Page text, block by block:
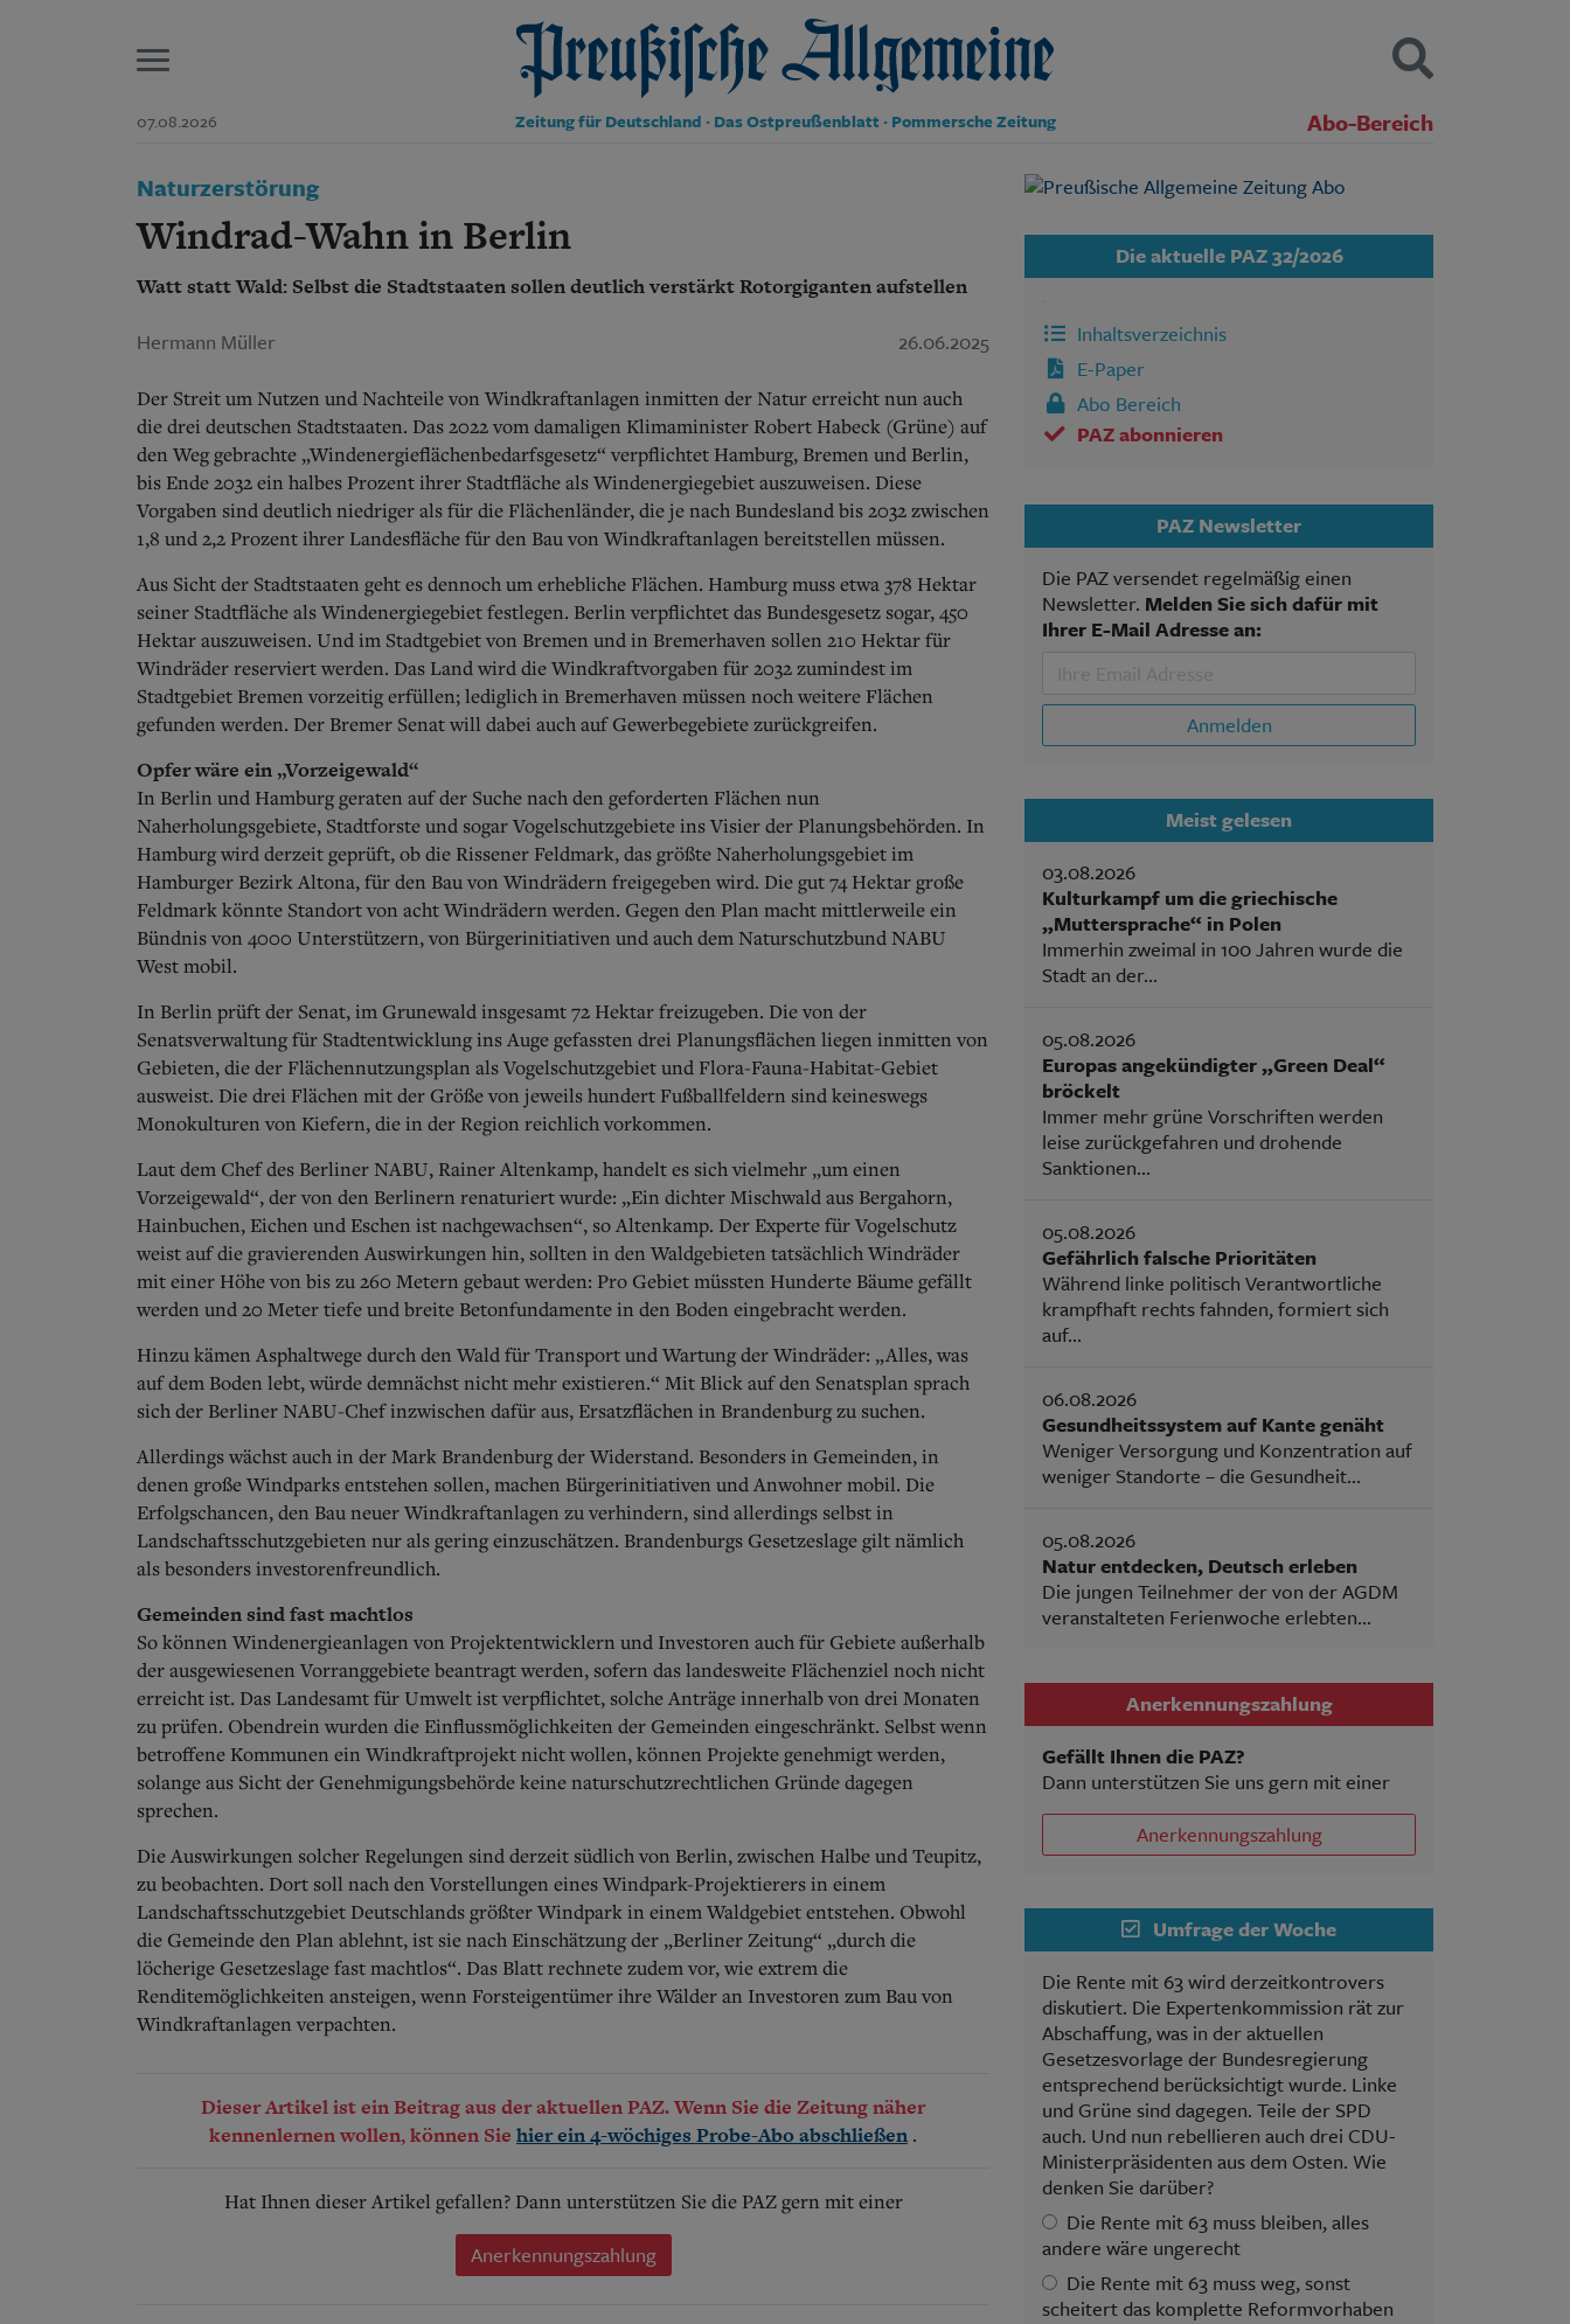
07.08.2026 Preußische Allgemeine Zeitung
Zeitung für Deutschland · Das Ostpreußenblatt · Pommersche Zeitung Abo-Bereich
Start
Aktuelle Ausgabe
Abonnent werden
Archiv
Gesellschaft
Pommern
Berlin-Brandenburg
Schlesien
Danzig und Westpreußen
Bücher
Kontakt
Datenschutz
Suchen und finden
SUCHEN
Naturzerstörung
Windrad-Wahn in Berlin
Watt statt Wald: Selbst die Stadtstaaten sollen deutlich verstärkt Rotorgiganten aufstellen
Hermann Müller 26.06.2025
Der Streit um Nutzen und Nachteile von Windkraftanlagen inmitten der Natur erreicht nun auch
die drei deutschen Stadtstaaten. Das 2022 vom damaligen Klimaminister Robert Habeck (Grüne) auf
den Weg gebrachte „Windenergieflächenbedarfsgesetz“ verpflichtet Hamburg, Bremen und Berlin,
bis Ende 2032 ein halbes Prozent ihrer Stadtfläche als Windenergiegebiet auszuweisen. Diese
Vorgaben sind deutlich niedriger als für die Flächenländer, die je nach Bundesland bis 2032 zwischen
1,8 und 2,2 Prozent ihrer Landesfläche für den Bau von Windkraftanlagen bereitstellen müssen.
Aus Sicht der Stadtstaaten geht es dennoch um erhebliche Flächen. Hamburg muss etwa 378 Hektar
seiner Stadtfläche als Windenergiegebiet festlegen. Berlin verpflichtet das Bundesgesetz sogar, 450
Hektar auszuweisen. Und im Stadtgebiet von Bremen und in Bremerhaven sollen 210 Hektar für
Windräder reserviert werden. Das Land wird die Windkraftvorgaben für 2032 zumindest im
Stadtgebiet Bremen vorzeitig erfüllen; lediglich in Bremerhaven müssen noch weitere Flächen
gefunden werden. Der Bremer Senat will dabei auch auf Gewerbegebiete zurückgreifen.
Opfer wäre ein „Vorzeigewald“
In Berlin und Hamburg geraten auf der Suche nach den geforderten Flächen nun
Naherholungsgebiete, Stadtforste und sogar Vogelschutzgebiete ins Visier der Planungsbehörden. In
Hamburg wird derzeit geprüft, ob die Rissener Feldmark, das größte Naherholungsgebiet im
Hamburger Bezirk Altona, für den Bau von Windrädern freigegeben wird. Die gut 74 Hektar große
Feldmark könnte Standort von acht Windrädern werden. Gegen den Plan macht mittlerweile ein
Bündnis von 4000 Unterstützern, von Bürgerinitiativen und auch dem Naturschutzbund NABU
West mobil.
In Berlin prüft der Senat, im Grunewald insgesamt 72 Hektar freizugeben. Die von der
Senatsverwaltung für Stadtentwicklung ins Auge gefassten drei Planungsflächen liegen inmitten von
Gebieten, die der Flächennutzungsplan als Vogelschutzgebiet und Flora-Fauna-Habitat-Gebiet
ausweist. Die drei Flächen mit der Größe von jeweils hundert Fußballfeldern sind keineswegs
Monokulturen von Kiefern, die in der Region reichlich vorkommen.
Laut dem Chef des Berliner NABU, Rainer Altenkamp, handelt es sich vielmehr „um einen
Vorzeigewald“, der von den Berlinern renaturiert wurde: „Ein dichter Mischwald aus Bergahorn,
Hainbuchen, Eichen und Eschen ist nachgewachsen“, so Altenkamp. Der Experte für Vogelschutz
weist auf die gravierenden Auswirkungen hin, sollten in den Waldgebieten tatsächlich Windräder
mit einer Höhe von bis zu 260 Metern gebaut werden: Pro Gebiet müssten Hunderte Bäume gefällt
werden und 20 Meter tiefe und breite Betonfundamente in den Boden eingebracht werden.
Hinzu kämen Asphaltwege durch den Wald für Transport und Wartung der Windräder: „Alles, was
auf dem Boden lebt, würde demnächst nicht mehr existieren.“ Mit Blick auf den Senatsplan sprach
sich der Berliner NABU-Chef inzwischen dafür aus, Ersatzflächen in Brandenburg zu suchen.
Allerdings wächst auch in der Mark Brandenburg der Widerstand. Besonders in Gemeinden, in
denen große Windparks entstehen sollen, machen Bürgerinitiativen und Anwohner mobil. Die
Erfolgschancen, den Bau neuer Windkraftanlagen zu verhindern, sind allerdings selbst in
Landschaftsschutzgebieten nur als gering einzuschätzen. Brandenburgs Gesetzeslage gilt nämlich
als besonders investorenfreundlich.
Gemeinden sind fast machtlos
So können Windenergieanlagen von Projektentwicklern und Investoren auch für Gebiete außerhalb
der ausgewiesenen Vorranggebiete beantragt werden, sofern das landesweite Flächenziel noch nicht
erreicht ist. Das Landesamt für Umwelt ist verpflichtet, solche Anträge innerhalb von drei Monaten
zu prüfen. Obendrein wurden die Einflussmöglichkeiten der Gemeinden eingeschränkt. Selbst wenn
betroffene Kommunen ein Windkraftprojekt nicht wollen, können Projekte genehmigt werden,
solange aus Sicht der Genehmigungsbehörde keine naturschutzrechtlichen Gründe dagegen
sprechen.
Die Auswirkungen solcher Regelungen sind derzeit südlich von Berlin, zwischen Halbe und Teupitz,
zu beobachten. Dort soll nach den Vorstellungen eines Windpark-Projektierers in einem
Landschaftsschutzgebiet Deutschlands größter Windpark in einem Waldgebiet entstehen. Obwohl
die Gemeinde den Plan ablehnt, ist sie nach Einschätzung der „Berliner Zeitung“ „durch die
löcherige Gesetzeslage fast machtlos“. Das Blatt rechnete zudem vor, wie extrem die
Renditemöglichkeiten ansteigen, wenn Forsteigentümer ihre Wälder an Investoren zum Bau von
Windkraftanlagen verpachten.
Dieser Artikel ist ein Beitrag aus der aktuellen PAZ. Wenn Sie die Zeitung näher
kennenlernen wollen, können Sie hier ein 4-wöchiges Probe-Abo abschließen .
Hat Ihnen dieser Artikel gefallen? Dann unterstützen Sie die PAZ gern mit einer
Anerkennungszahlung
Die aktuelle PAZ 32/2026
Inhaltsverzeichnis
E-Paper
Abo Bereich
PAZ abonnieren
PAZ Newsletter
Die PAZ versendet regelmäßig einen
Newsletter. Melden Sie sich dafür mit
Ihrer E-Mail Adresse an:
Anmelden
Meist gelesen
03.08.2026
Kulturkampf um die griechische
„Muttersprache“ in Polen
Immerhin zweimal in 100 Jahren wurde die
Stadt an der...
05.08.2026
Europas angekündigter „Green Deal“
bröckelt
Immer mehr grüne Vorschriften werden
leise zurückgefahren und drohende
Sanktionen...
05.08.2026
Gefährlich falsche Prioritäten
Während linke politisch Verantwortliche
krampfhaft rechts fahnden, formiert sich
auf...
06.08.2026
Gesundheitssystem auf Kante genäht
Weniger Versorgung und Konzentration auf
weniger Standorte – die Gesundheit...
05.08.2026
Natur entdecken, Deutsch erleben
Die jungen Teilnehmer der von der AGDM
veranstalteten Ferienwoche erlebten...
Anerkennungszahlung
Gefällt Ihnen die PAZ?
Dann unterstützen Sie uns gern mit einer
Anerkennungszahlung
Umfrage der Woche
Die Rente mit 63 wird derzeitkontrovers
diskutiert. Die Expertenkommission rät zur
Abschaffung, was in der aktuellen
Gesetzesvorlage der Bundesregierung
entsprechend berücksichtigt wurde. Linke
und Grüne sind dagegen. Teile der SPD
auch. Und nun rebellieren auch drei CDU-
Ministerpräsidenten aus dem Osten. Wie
denken Sie darüber?
Die Rente mit 63 muss bleiben, alles
andere wäre ungerecht
Die Rente mit 63 muss weg, sonst
scheitert das komplette Reformvorhaben